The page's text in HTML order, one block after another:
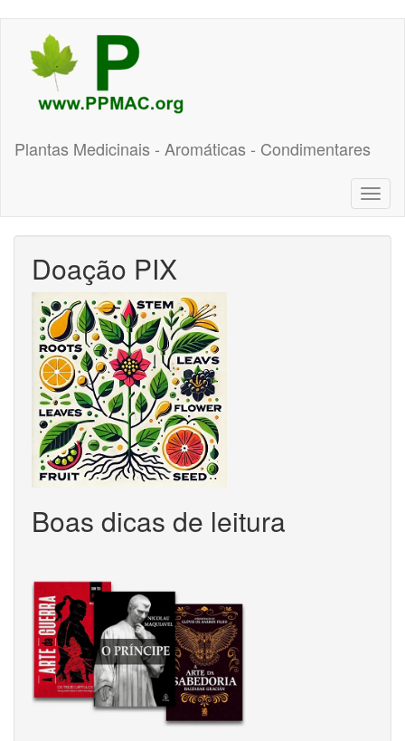
conteúdo
principal
Plantas Medicinais - Aromáticas - Condimentares
Doação PIX
Boas dicas de leitura